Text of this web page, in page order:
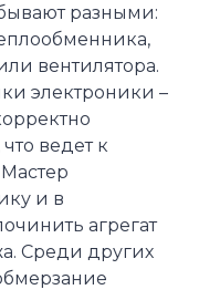
разными:
вентилятора.
электроники –
ведет к
и в
агрегат
Среди других